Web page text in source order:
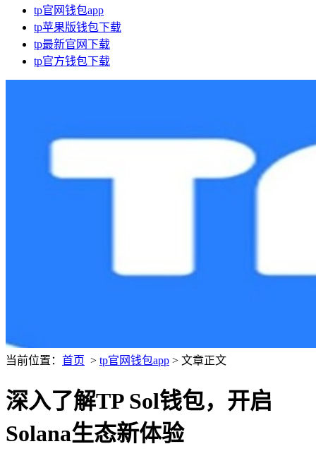
tp官网钱包app
tp苹果版钱包下载
tp最新官网下载
tp官方钱包下载
当前位置： 首页 > tp官网钱包app > 文章正文
深入了解TP Sol钱包，开启
Solana生态新体验